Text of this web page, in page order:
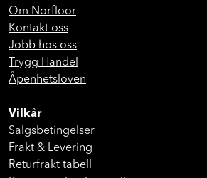
Om Norfloor
Kontakt oss
Jobb hos oss
Trygg Handel
Åpenhetsloven
Vilkår
Salgsbetingelser
Frakt & Levering
Returfrakt tabell